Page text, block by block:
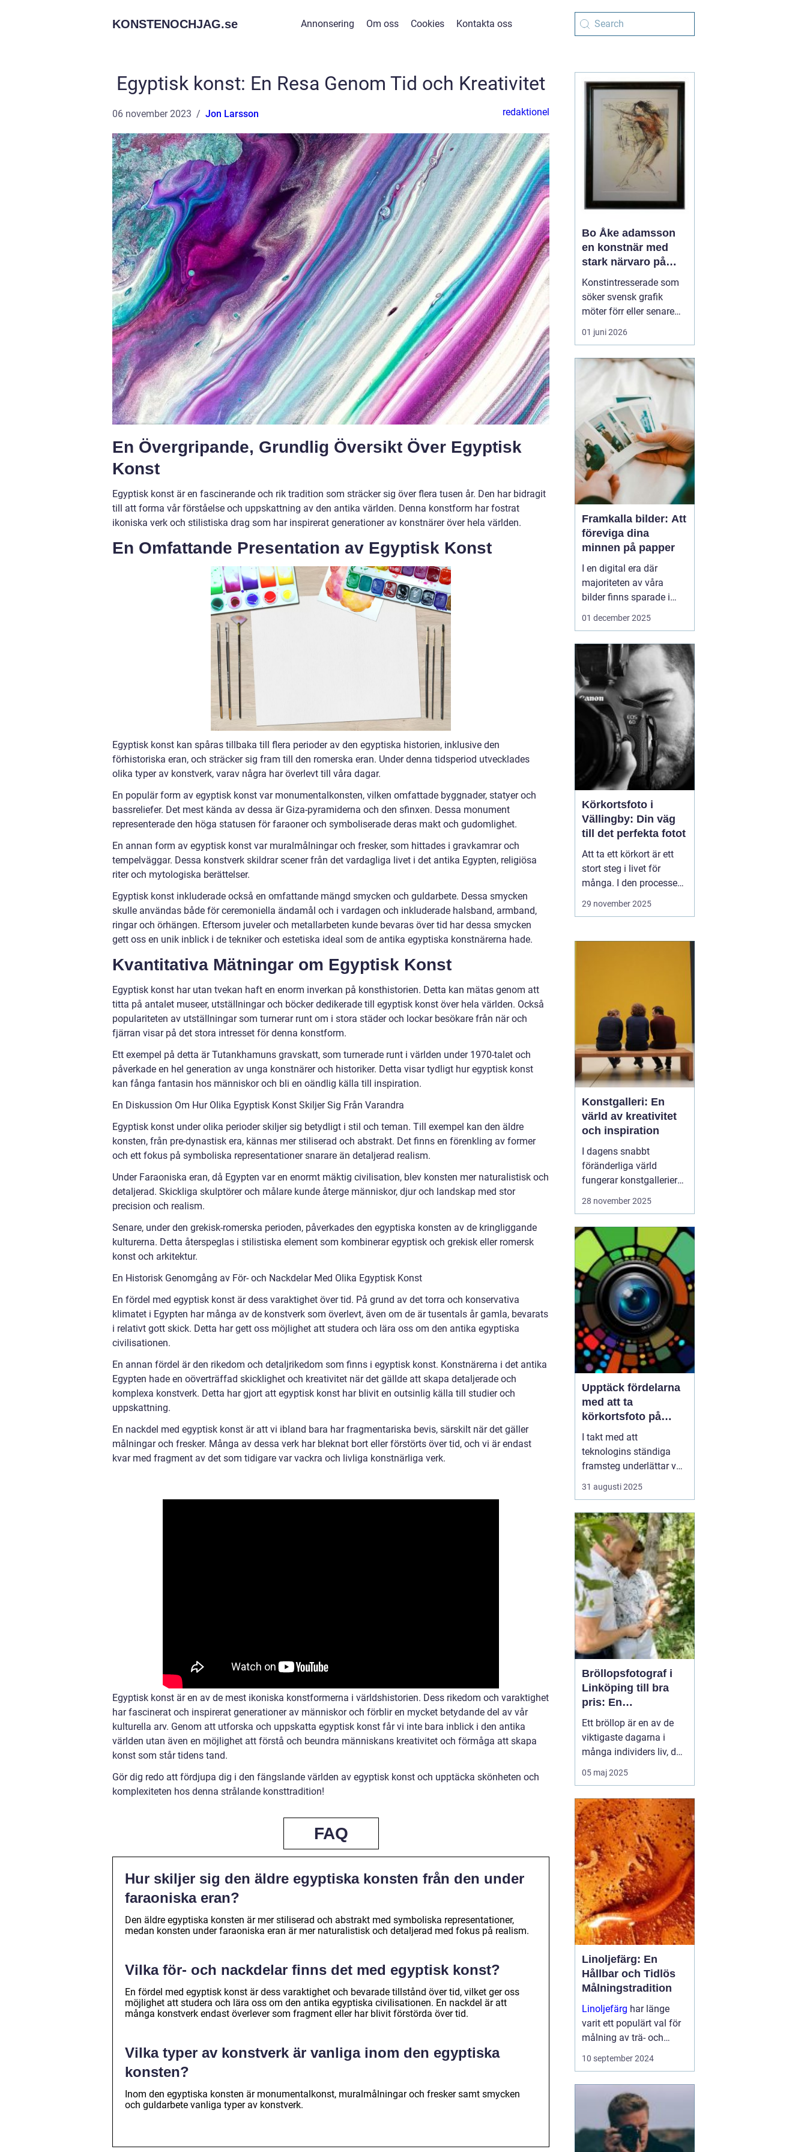
KONSTENOCHJAG.se Annonsering Om oss Cookies Kontakta oss
Egyptisk konst: En Resa Genom Tid och Kreativitet
06 november 2023 Jon Larsson redaktionel
En Övergripande, Grundlig Översikt Över Egyptisk
Konst
Egyptisk konst är en fascinerande och rik tradition som sträcker sig över flera tusen år. Den har bidragit
till att forma vår förståelse och uppskattning av den antika världen. Denna konstform har fostrat
ikoniska verk och stilistiska drag som har inspirerat generationer av konstnärer över hela världen.
En Omfattande Presentation av Egyptisk Konst
Egyptisk konst kan spåras tillbaka till flera perioder av den egyptiska historien, inklusive den
förhistoriska eran, och sträcker sig fram till den romerska eran. Under denna tidsperiod utvecklades
olika typer av konstverk, varav några har överlevt till våra dagar.
En populär form av egyptisk konst var monumentalkonsten, vilken omfattade byggnader, statyer och
bassreliefer. Det mest kända av dessa är Giza-pyramiderna och den sfinxen. Dessa monument
representerade den höga statusen för faraoner och symboliserade deras makt och gudomlighet.
En annan form av egyptisk konst var muralmålningar och fresker, som hittades i gravkamrar och
tempelväggar. Dessa konstverk skildrar scener från det vardagliga livet i det antika Egypten, religiösa
riter och mytologiska berättelser.
Egyptisk konst inkluderade också en omfattande mängd smycken och guldarbete. Dessa smycken
skulle användas både för ceremoniella ändamål och i vardagen och inkluderade halsband, armband,
ringar och örhängen. Eftersom juveler och metallarbeten kunde bevaras över tid har dessa smycken
gett oss en unik inblick i de tekniker och estetiska ideal som de antika egyptiska konstnärerna hade.
Kvantitativa Mätningar om Egyptisk Konst
Egyptisk konst har utan tvekan haft en enorm inverkan på konsthistorien. Detta kan mätas genom att
titta på antalet museer, utställningar och böcker dedikerade till egyptisk konst över hela världen. Också
populariteten av utställningar som turnerar runt om i stora städer och lockar besökare från när och
fjärran visar på det stora intresset för denna konstform.
Ett exempel på detta är Tutankhamuns gravskatt, som turnerade runt i världen under 1970-talet och
påverkade en hel generation av unga konstnärer och historiker. Detta visar tydligt hur egyptisk konst
kan fånga fantasin hos människor och bli en oändlig källa till inspiration.
En Diskussion Om Hur Olika Egyptisk Konst Skiljer Sig Från Varandra
Egyptisk konst under olika perioder skiljer sig betydligt i stil och teman. Till exempel kan den äldre
konsten, från pre-dynastisk era, kännas mer stiliserad och abstrakt. Det finns en förenkling av former
och ett fokus på symboliska representationer snarare än detaljerad realism.
Under Faraoniska eran, då Egypten var en enormt mäktig civilisation, blev konsten mer naturalistisk och
detaljerad. Skickliga skulptörer och målare kunde återge människor, djur och landskap med stor
precision och realism.
Senare, under den grekisk-romerska perioden, påverkades den egyptiska konsten av de kringliggande
kulturerna. Detta återspeglas i stilistiska element som kombinerar egyptisk och grekisk eller romersk
konst och arkitektur.
En Historisk Genomgång av För- och Nackdelar Med Olika Egyptisk Konst
En fördel med egyptisk konst är dess varaktighet över tid. På grund av det torra och konservativa
klimatet i Egypten har många av de konstverk som överlevt, även om de är tusentals år gamla, bevarats
i relativt gott skick. Detta har gett oss möjlighet att studera och lära oss om den antika egyptiska
civilisationen.
En annan fördel är den rikedom och detaljrikedom som finns i egyptisk konst. Konstnärerna i det antika
Egypten hade en oöverträffad skicklighet och kreativitet när det gällde att skapa detaljerade och
komplexa konstverk. Detta har gjort att egyptisk konst har blivit en outsinlig källa till studier och
uppskattning.
En nackdel med egyptisk konst är att vi ibland bara har fragmentariska bevis, särskilt när det gäller
målningar och fresker. Många av dessa verk har bleknat bort eller förstörts över tid, och vi är endast
kvar med fragment av det som tidigare var vackra och livliga konstnärliga verk.
Egyptisk konst är en av de mest ikoniska konstformerna i världshistorien. Dess rikedom och varaktighet
har fascinerat och inspirerat generationer av människor och förblir en mycket betydande del av vår
kulturella arv. Genom att utforska och uppskatta egyptisk konst får vi inte bara inblick i den antika
världen utan även en möjlighet att förstå och beundra människans kreativitet och förmåga att skapa
konst som står tidens tand.
Gör dig redo att fördjupa dig i den fängslande världen av egyptisk konst och upptäcka skönheten och
komplexiteten hos denna strålande konsttradition!
FAQ
Hur skiljer sig den äldre egyptiska konsten från den under
faraoniska eran?
Den äldre egyptiska konsten är mer stiliserad och abstrakt med symboliska representationer,
medan konsten under faraoniska eran är mer naturalistisk och detaljerad med fokus på realism.
Vilka för- och nackdelar finns det med egyptisk konst?
En fördel med egyptisk konst är dess varaktighet och bevarade tillstånd över tid, vilket ger oss
möjlighet att studera och lära oss om den antika egyptiska civilisationen. En nackdel är att
många konstverk endast överlever som fragment eller har blivit förstörda över tid.
Vilka typer av konstverk är vanliga inom den egyptiska
konsten?
Inom den egyptiska konsten är monumentalkonst, muralmålningar och fresker samt smycken
och guldarbete vanliga typer av konstverk.
Bo Åke adamsson
en konstnär med
stark närvaro på
den svenska
konstmarknaden
Konstintresserade som
söker svensk grafik
möter förr eller senare
namnet bo åke
adamsson. Hans verk
sammanhang där fokus
samlarvänlig konst med
tydlig karaktär. För
många samlare handlar
intresset inte bara om ...
01 juni 2026
Framkalla bilder: Att
föreviga dina
minnen på papper
I en digital era där
majoriteten av våra
bilder finns sparade i
molnet eller på våra
Södermalmte sig som
en n...
01 december 2025
Körkortsfoto i
Vällingby: Din väg
till det perfekta fotot
Att ta ett körkort är ett
stort steg i livet för
många. I den processen
är körkortsfotot mer än
identiteten på kortet som
29 november 2025
Konstgalleri: En
värld av kreativitet
och inspiration
I dagens snabbt
föränderliga värld
fungerar konstgallerier
som magiska platser där
utrymmen är mer än
bara byggnader fyllda av
färgglada dukar; de är
levande arenor f&o...
28 november 2025
Upptäck fördelarna
med att ta
körkortsfoto på
Östermalm
I takt med att
teknologins ständiga
framsteg underlättar vår
vardag, kvarstår behovet
av traditionella tjänster
körkortsfotografering.
Körkortsfoto på
Östermalm är en
avgörande lösnin...
31 augusti 2025
Bröllopsfotograf i
Linköping till bra
pris: En
nyckelspelare för
oförglömliga
minnen
Ett bröllop är en av de
viktigaste dagarna i
många individers liv, där
alla detaljer har
betydelse. En av dessa
den omfattande
planeringen, är valet av
bröllopsfotograf i
Linköping. ...
05 maj 2025
Linoljefärg: En
Hållbar och Tidlös
Målningstradition
Linoljefärg har länge
varit ett populärt val för
målning av trä- och
järnytor, både inomhus
och utomhus...
10 september 2024